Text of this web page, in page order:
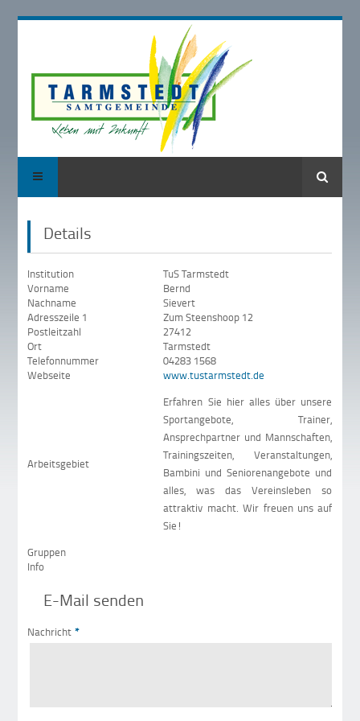
Suche
Details
Institution
TuS Tarmstedt
Vorname
Bernd
Nachname
Sievert
Adresszeile 1
Zum Steenshoop 12
Postleitzahl
27412
Ort
Tarmstedt
Telefonnummer
04283 1568
Webseite
www.tustarmstedt.de
Arbeitsgebiet
Erfahren Sie hier alles über unsere
Sportangebote, Trainer,
Ansprechpartner und Mannschaften,
Trainingszeiten, Veranstaltungen,
Bambini und Seniorenangebote und
alles, was das Vereinsleben so
attraktiv macht. Wir freuen uns auf
Sie!
Gruppen
Info
E-Mail senden
Nachricht *